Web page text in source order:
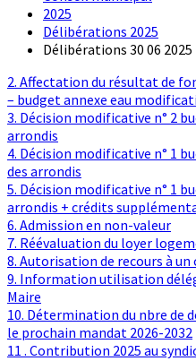
2025
Délibérations 2025
Délibérations 30 06 2025
2. Affectation du résultat de
– budget annexe eau
3. Décision modificative n° 2
arrondis
4. Décision modificative n° 1
des arrondis
5. Décision modificative n° 1
arrondis + crédits
6. Admission en non-valeur
7. Réévaluation du loyer
8. Autorisation de recours à
9. Information utilisation
Maire
10. Détermination du nbre de
le prochain mandat 2026-2032
11 . Contribution 2025 au